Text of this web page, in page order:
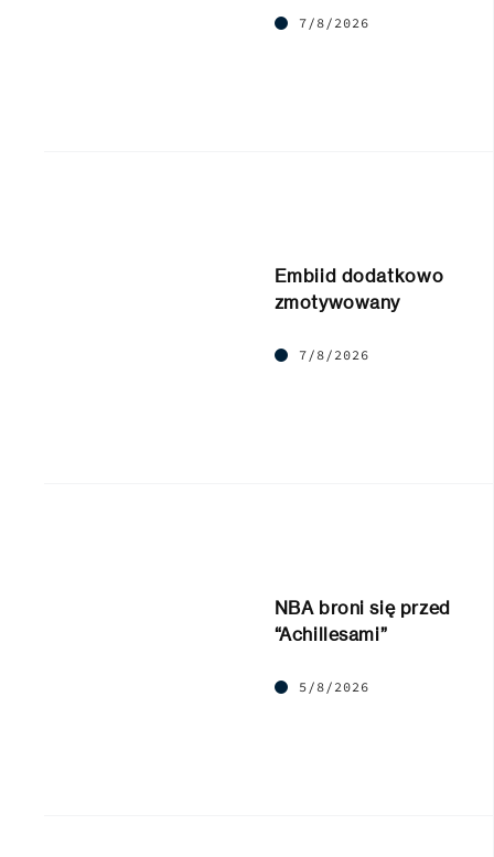
7/8/2026
Embiid dodatkowo
zmotywowany
7/8/2026
NBA broni się przed
“Achillesami”
5/8/2026